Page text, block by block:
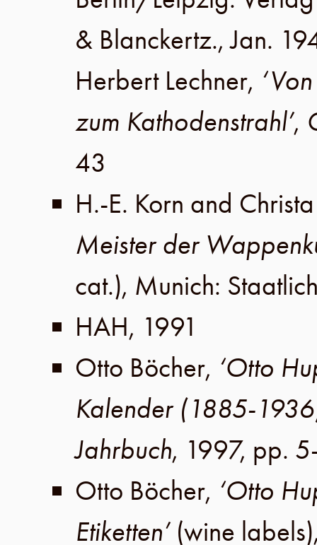
& Blanckertz.,Jan.
Herbert Lechner,
zum Kathodenstrahl’,
43
H.-E. Korn and
Meister der
cat.), Munich:
HAH, 1991
Otto Böcher, ‘Otto
Kalender (1885-
Jahrbuch, 1997, pp.
Otto Böcher, ‘Otto
Etiketten’ (wine